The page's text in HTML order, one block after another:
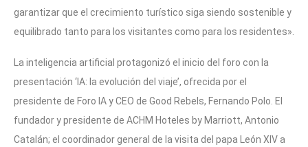
garantizar que el crecimiento turístico siga siendo sostenible y
equilibrado tanto para los visitantes como para los residentes».
La inteligencia artificial protagonizó el inicio del foro con la
presentación ‘IA: la evolución del viaje’, ofrecida por el
presidente de Foro IA y CEO de Good Rebels, Fernando Polo. El
fundador y presidente de ACHM Hoteles by Marriott, Antonio
Catalán; el coordinador general de la visita del papa León XIV a